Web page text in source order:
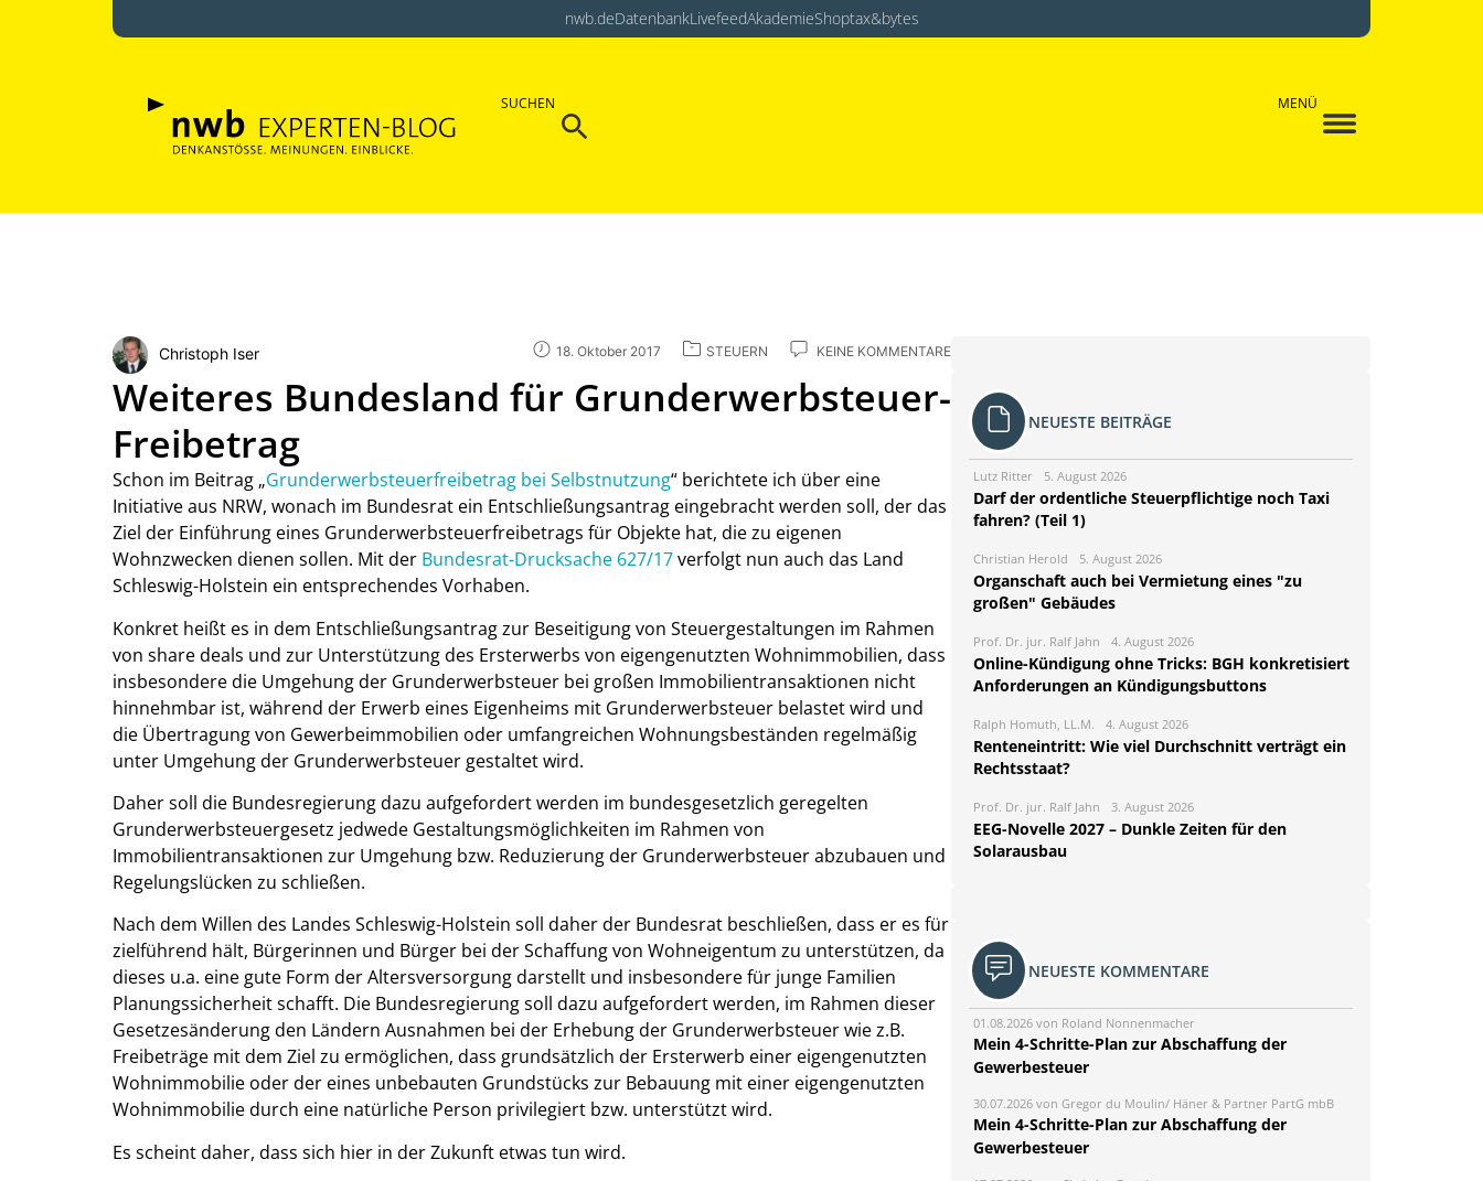
nwb.deDatenbankLivefeedAkademieShoptax&bytes
SUCHEN
Search
MENÜ
Christoph Iser 18. Oktober 2017 STEUERN KEINE KOMMENTARE
Weiteres Bundesland für Grunderwerbsteuer-
Freibetrag
Schon im Beitrag „Grunderwerbsteuerfreibetrag bei Selbstnutzung“ berichtete ich über eine
Initiative aus NRW, wonach im Bundesrat ein Entschließungsantrag eingebracht werden soll, der das
Ziel der Einführung eines Grunderwerbsteuerfreibetrags für Objekte hat, die zu eigenen
Wohnzwecken dienen sollen. Mit der Bundesrat-Drucksache 627/17verfolgt nun auch das Land
Schleswig-Holstein ein entsprechendes Vorhaben.
Konkret heißt es in dem Entschließungsantrag zur Beseitigung von Steuergestaltungen im Rahmen
von share deals und zur Unterstützung des Ersterwerbs von eigengenutzten Wohnimmobilien, dass
insbesondere die Umgehung der Grunderwerbsteuer bei großen Immobilientransaktionen nicht
hinnehmbar ist, während der Erwerb eines Eigenheims mit Grunderwerbsteuer belastet wird und
die Übertragung von Gewerbeimmobilien oder umfangreichen Wohnungsbeständen regelmäßig
unter Umgehung der Grunderwerbsteuer gestaltet wird.
Daher soll die Bundesregierung dazu aufgefordert werden im bundesgesetzlich geregelten
Grunderwerbsteuergesetz jedwede Gestaltungsmöglichkeiten im Rahmen von
Immobilientransaktionen zur Umgehung bzw. Reduzierung der Grunderwerbsteuer abzubauen und
Regelungslücken zu schließen.
Nach dem Willen des Landes Schleswig-Holstein soll daher der Bundesrat beschließen, dass er es für
zielführend hält, Bürgerinnen und Bürger bei der Schaffung von Wohneigentum zu unterstützen, da
dieses u.a. eine gute Form der Altersversorgung darstellt und insbesondere für junge Familien
Planungssicherheit schafft. Die Bundesregierung soll dazu aufgefordert werden, im Rahmen dieser
Gesetzesänderung den Ländern Ausnahmen bei der Erhebung der Grunderwerbsteuer wie z.B.
Freibeträge mit dem Ziel zu ermöglichen, dass grundsätzlich der Ersterwerb einer eigengenutzten
Wohnimmobilie oder der eines unbebauten Grundstücks zur Bebauung mit einer eigengenutzten
Wohnimmobilie durch eine natürliche Person privilegiert bzw. unterstützt wird.
Es scheint daher, dass sich hier in der Zukunft etwas tun wird.
NEUESTE BEITRÄGE
Lutz Ritter 5. August 2026
Darf der ordentliche Steuerpflichtige noch Taxi
fahren? (Teil 1)
Christian Herold 5. August 2026
Organschaft auch bei Vermietung eines "zu
großen" Gebäudes
Prof. Dr. jur. Ralf Jahn 4. August 2026
Online-Kündigung ohne Tricks: BGH konkretisiert
Anforderungen an Kündigungsbuttons
Ralph Homuth, LL.M. 4. August 2026
Renteneintritt: Wie viel Durchschnitt verträgt ein
Rechtsstaat?
Prof. Dr. jur. Ralf Jahn 3. August 2026
EEG-Novelle 2027 – Dunkle Zeiten für den
Solarausbau
NEUESTE KOMMENTARE
01.08.2026 von Roland Nonnenmacher
Mein 4-Schritte-Plan zur Abschaffung der
Gewerbesteuer
30.07.2026 von Gregor du Moulin/ Häner & Partner PartG mbB
Mein 4-Schritte-Plan zur Abschaffung der
Gewerbesteuer